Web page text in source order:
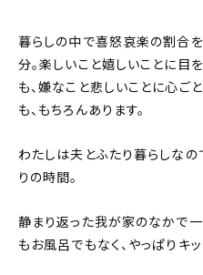
暮らしの中で喜怒哀楽の割合を
分。楽しいこと嬉しいことに目
も、嫌なこと悲しいことに心ご
も、もちろんあります。
わたしは夫とふたり暮らしなの
りの時間。
静まり返った我が家のなかで
もお風呂でもなく、やっぱりキッ